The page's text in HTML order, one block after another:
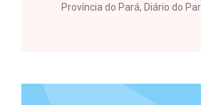
Província do Pará, Diário do